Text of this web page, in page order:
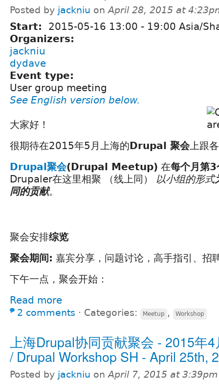
Posted by jackniu onApril 28, 2015 at
Start: 2015-05-16 13:00 - 19:00 Asia/
Organizers:
jackniu
dydave
Event type:
User group meeting
See English version below.
大家好！
很期待在2015年5月上海的Drupal 聚会上跟
Drupal聚会(Drupal Meetup) 在每个月第3
Drupaler在这里相聚 （线上同） 以小组的形式
同的贡献。
聚会安排综览
聚会期间: 嘉宾分享，问题讨论，高手指引、招
下午一点，聚会开始：
Read more
2 comments ⋅ Categories: Meetup , Workshop
上海Drupal协同贡献聚会 - 2015年
/ Drupal Workshop SH - April 25th,
Posted by jackniu onApril 7, 2015 at 3:39pm